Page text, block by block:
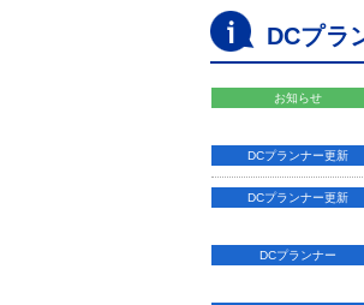
DCプラ
お知らせ
DCプランナー更新
DCプランナー更新
DCプランナー